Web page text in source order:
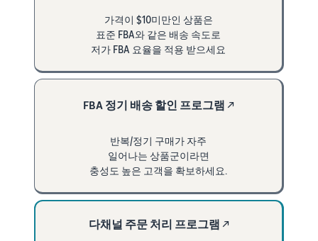
가격이 $10미만인 상품은
표준 FBA와 같은 배송 속도로
저가 FBA 요율을 적용 받으세요
FBA 정기 배송 할인 프로그램 ↗
반복/정기 구매가 자주
일어나는 상품군이라면
충성도 높은 고객을 확보하세요.
다채널 주문 처리 프로그램 ↗